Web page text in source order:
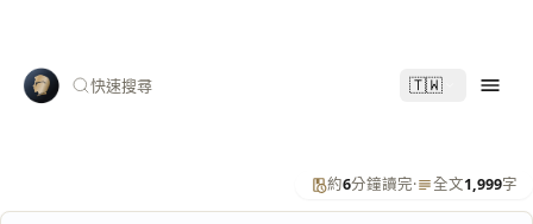
快速搜尋 🇹🇼
約6分鐘讀完· 全文1,999字